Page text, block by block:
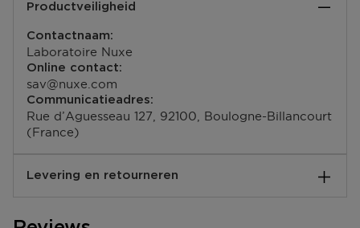
Productveiligheid
Contactnaam:
Laboratoire Nuxe
Online contact:
sav@nuxe.com
Communicatieadres:
Rue d’Aguesseau 127, 92100, Boulogne-Billancourt
(France)
Levering en retourneren